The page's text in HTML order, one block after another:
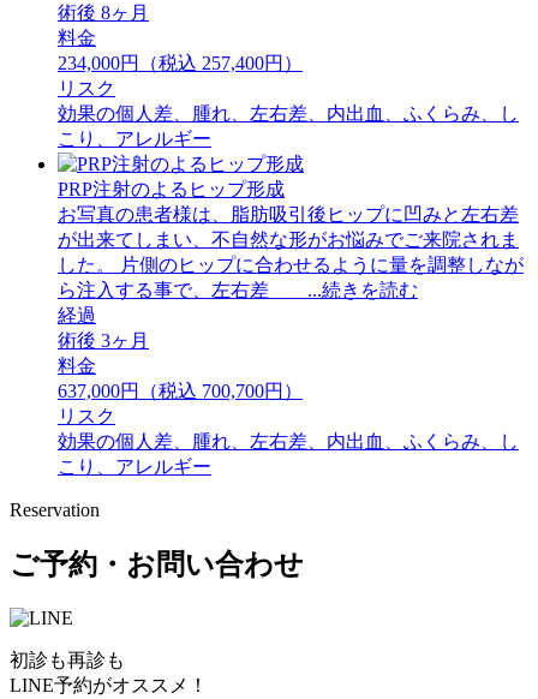
術後 8ヶ月
料金
234,000円（税込 257,400円）
リスク
効果の個人差、腫れ、左右差、内出血、ふくらみ、し
こり、アレルギー
PRP注射のよるヒップ形成
お写真の患者様は、脂肪吸引後ヒップに凹みと左右差
が出来てしまい、不自然な形がお悩みでご来院されま
した。 片側のヒップに合わせるように量を調整しなが
ら注入する事で、左右差 ...続きを読む
経過
術後 3ヶ月
料金
637,000円（税込 700,700円）
リスク
効果の個人差、腫れ、左右差、内出血、ふくらみ、し
こり、アレルギー
Reservation
ご予約・お問い合わせ
初診も再診も
LINE予約がオススメ！